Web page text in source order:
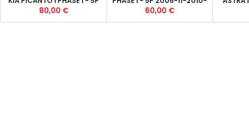
2004-05-2007-12 1.0I 60
(45KW) - G4HE - M5
Prix
80,00 €
03 8380002L52 (461)+
Prix
60,00 €